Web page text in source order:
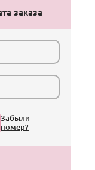
заказа
Забыли
номер?